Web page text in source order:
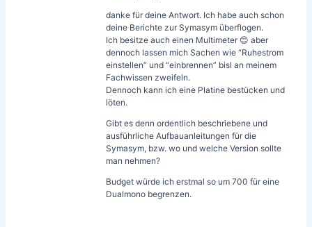
danke für deine Antwort. Ich habe auch schon
deine Berichte zur Symasym überflogen.
Ich besitze auch einen Multimeter 😊 aber
dennoch lassen mich Sachen wie “Ruhestrom
einstellen” und “einbrennen” bisl an meinem
Fachwissen zweifeln.
Dennoch kann ich eine Platine bestücken und
löten.
Gibt es denn ordentlich beschriebene und
ausführliche Aufbauanleitungen für die
Symasym, bzw. wo und welche Version sollte
man nehmen?
Budget würde ich erstmal so um 700 für eine
Dualmono begrenzen.